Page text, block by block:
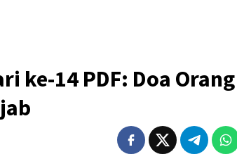
ke-14 PDF: Doa Orang